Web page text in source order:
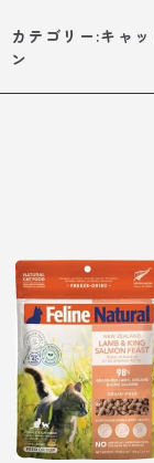
カテゴリー:キャ
ン